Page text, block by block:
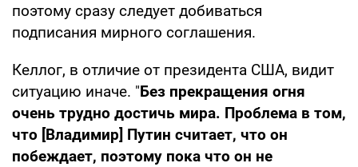
поэтому сразу следует добиваться
подписания мирного соглашения.
Келлог, в отличие от президента США, видит
ситуацию иначе. "Без прекращения огня
очень трудно достичь мира. Проблема в том,
что [Владимир] Путин считает, что он
побеждает, поэтому пока что он не